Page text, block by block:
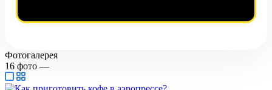
Фотогалерея
16 фото —